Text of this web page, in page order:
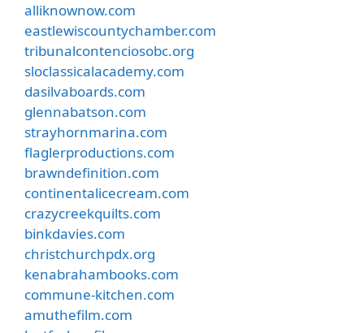
alliknownow.com
eastlewiscountychamber.com
tribunalcontenciosobc.org
sloclassicalacademy.com
dasilvaboards.com
glennabatson.com
strayhornmarina.com
flaglerproductions.com
brawndefinition.com
continentalicecream.com
crazycreekquilts.com
binkdavies.com
christchurchpdx.org
kenabrahambooks.com
commune-kitchen.com
amuthefilm.com